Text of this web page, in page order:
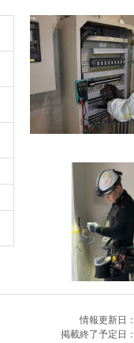
情報更新日：
掲載終了予定日：